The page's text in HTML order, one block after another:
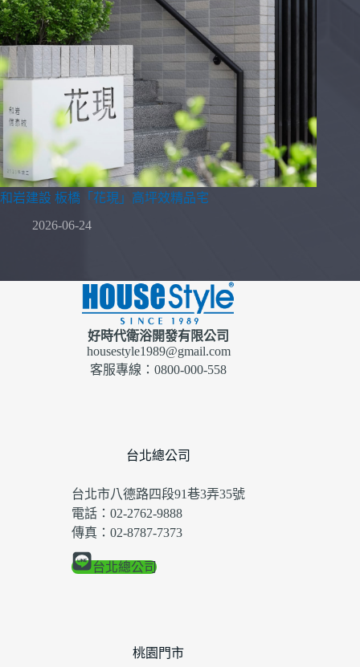
和岩建設 板橋「花現」高坪效精品宅
2026-06-24
好時代衛浴開發有限公司
housestyle1989@gmail.com
客服專線：0800-000-558
台北總公司
台北市八德路四段91巷3弄35號
電話：02-2762-9888
傳真：02-8787-7373
台北總公司
桃園門市